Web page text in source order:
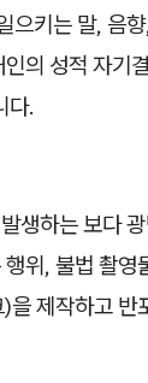
키는 말, 음
의 성적 자기
다.
생하는 보다
위, 불법 촬영
제작하고 반